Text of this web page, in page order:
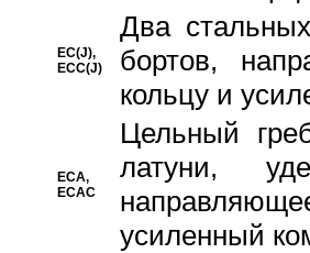
EC(J),
ECC(J)
Два
бортов,
кольцу и
ECA,
ECAC
Цельный
латуни,
усиленный